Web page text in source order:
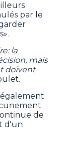
par le
la
mais
doivent
de
d'un